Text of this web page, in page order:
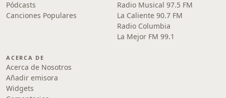
Pódcasts
Canciones Populares
Radio Musical 97.5 FM
La Caliente 90.7 FM
Radio Columbia
La Mejor FM 99.1
ACERCA DE
Acerca de Nosotros
Añadir emisora
Widgets